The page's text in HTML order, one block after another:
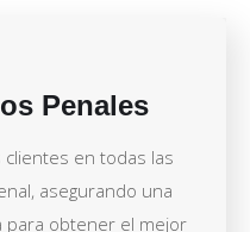
Penales
en todas las
asegurando una
para obtener el mejor